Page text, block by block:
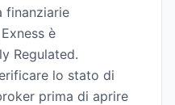
finanziarie
è
Regulated.
lo stato di
prima di aprire